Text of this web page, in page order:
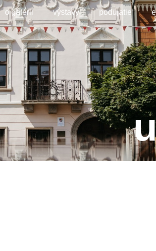
o galérii výstavy podujatie